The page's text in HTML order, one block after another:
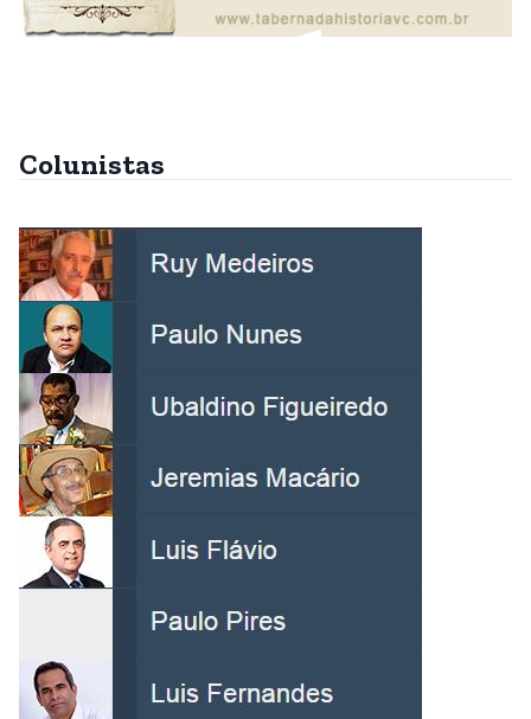
Colunistas